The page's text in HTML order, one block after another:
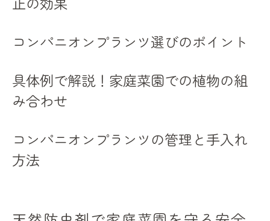
ローチ
性
家庭菜園のプロが教える効果的な害虫対策
害虫対策における最新技術の活用
初心者でもできるプロの技を取り入れる方
コンパニオンプランツ選びのポイント
具体例で解説！家庭菜園での植物の組
み合わせ
コンパニオンプランツの管理と手入れ
方法